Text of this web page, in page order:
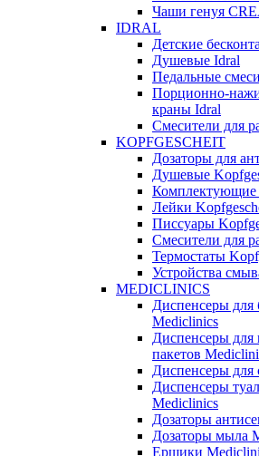
Чаши генуя
IDRAL
Детские
Душевые Idral
Педальные
Порционно-
краны Idral
Смеcители для
KOPFGESCHEIT
Дозаторы для
Душевые
Комплектующие
Лейки
Писсуары
Смесители для
Термостаты
Устройства
MEDICLINICS
Диспенсеры
Mediclinics
Диспенсеры для
пакетов
Диспенсеры для
Диспенсеры
Mediclinics
Дозаторы
Дозаторы мыла
Ершики